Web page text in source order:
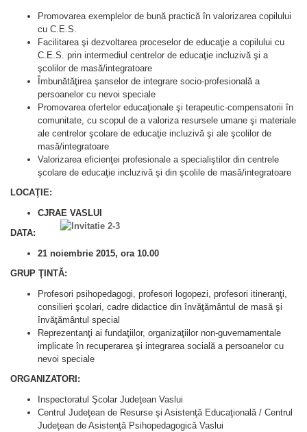
Promovarea exemplelor de bună practică în valorizarea copilului
cu C.E.S.
Facilitarea şi dezvoltarea proceselor de educaţie a copilului cu
C.E.S. prin intermediul centrelor de educaţie incluzivă şi a
şcolilor de masă/integratoare
Îmbunătăţirea şanselor de integrare socio-profesională a
persoanelor cu nevoi speciale
Promovarea ofertelor educaţionale şi terapeutic-compensatorii în
comunitate, cu scopul de a valoriza resursele umane şi materiale
ale centrelor şcolare de educaţie incluzivă şi ale şcolilor de
masă/integratoare
Valorizarea eficienţei profesionale a specialiştilor din centrele
şcolare de educaţie incluzivă şi din şcolile de masă/integratoare
LOCAŢIE:
CJRAE VASLUI
DATA:
21 noiembrie 2015, ora 10.00
GRUP ŢINTĂ:
Profesori psihopedagogi, profesori logopezi, profesori itineranţi,
consilieri şcolari, cadre didactice din învăţământul de masă şi
învăţământul special
Reprezentanţi ai fundaţiilor, organizaţiilor non-guvernamentale
implicate în recuperarea şi integrarea socială a persoanelor cu
nevoi speciale
ORGANIZATORI:
Inspectoratul Şcolar Judeţean Vaslui
Centrul Judeţean de Resurse şi Asistenţă Educaţională / Centrul
Judeţean de Asistenţă Psihopedagogică Vaslui